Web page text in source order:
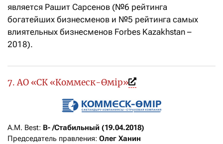
является Рашит Сарсенов (№6 рейтинга
богатейших бизнесменов и №5 рейтинга самых
влиятельных бизнесменов Forbes Kazakhstan –
2018).
7. АО «СК «Коммеск-Өмiр»
A.M. Best: B- /Стабильный (19.04.2018)
Председатель правления: Олег Ханин